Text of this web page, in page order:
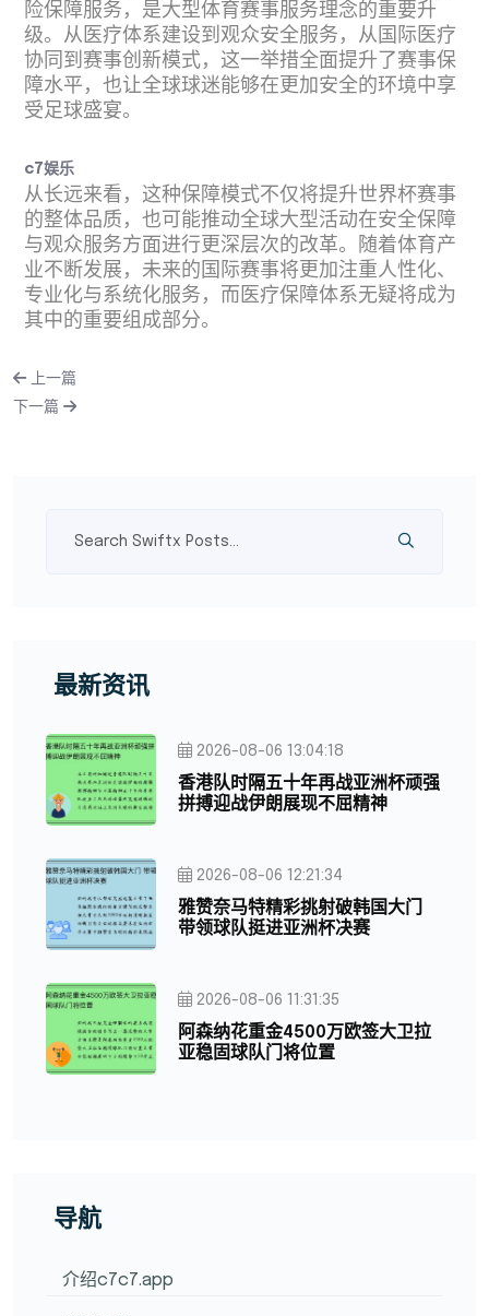
险保障服务，是大型体育赛事服务理念的重要升
级。从医疗体系建设到观众安全服务，从国际医疗
协同到赛事创新模式，这一举措全面提升了赛事保
障水平，也让全球球迷能够在更加安全的环境中享
受足球盛宴。
c7娱乐
从长远来看，这种保障模式不仅将提升世界杯赛事
的整体品质，也可能推动全球大型活动在安全保障
与观众服务方面进行更深层次的改革。随着体育产
业不断发展，未来的国际赛事将更加注重人性化、
专业化与系统化服务，而医疗保障体系无疑将成为
其中的重要组成部分。
上一篇
下一篇
最新资讯
2026-08-06 13:04:18
香港队时隔五十年再战亚洲杯顽强
拼搏迎战伊朗展现不屈精神
2026-08-06 12:21:34
雅赞奈马特精彩挑射破韩国大门
带领球队挺进亚洲杯决赛
2026-08-06 11:31:35
阿森纳花重金4500万欧签大卫拉
亚稳固球队门将位置
导航
介绍c7c7.app